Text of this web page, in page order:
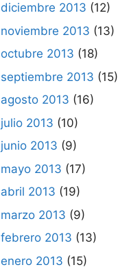
diciembre 2013 (12)
noviembre 2013 (13)
octubre 2013 (18)
septiembre 2013 (15)
agosto 2013 (16)
julio 2013 (10)
junio 2013 (9)
mayo 2013 (17)
abril 2013 (19)
marzo 2013 (9)
febrero 2013 (13)
enero 2013 (15)